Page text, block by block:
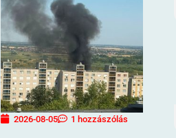
2026-08-05 1 hozzászólás